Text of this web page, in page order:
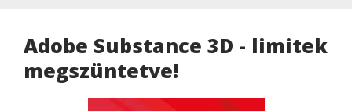
Adobe Substance 3D - limitek
megszüntetve!